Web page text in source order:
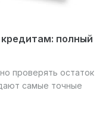
полный
проверять остаток
самые точные